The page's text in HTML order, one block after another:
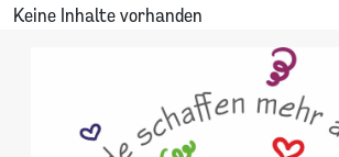
Keine Inhalte vorhanden